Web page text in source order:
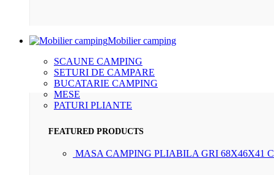
Mobilier camping
SCAUNE CAMPING
SETURI DE CAMPARE
BUCATARIE CAMPING
MESE
PATURI PLIANTE
FEATURED PRODUCTS
MASA CAMPING PLIABILA GRI 68X46X41